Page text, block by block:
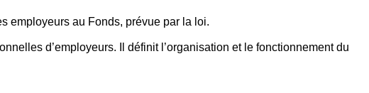
employeurs au Fonds, prévue par la loi.
d’employeurs. Il définit l’organisation et le fonctionnement du